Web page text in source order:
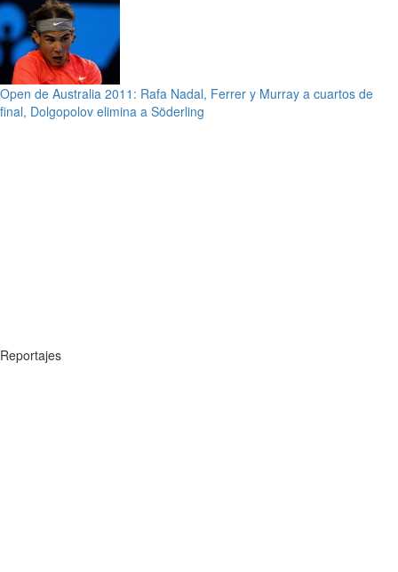
Open de Australia 2011: Rafa Nadal, Ferrer y Murray a cuartos de
final, Dolgopolov elimina a Söderling
Reportajes